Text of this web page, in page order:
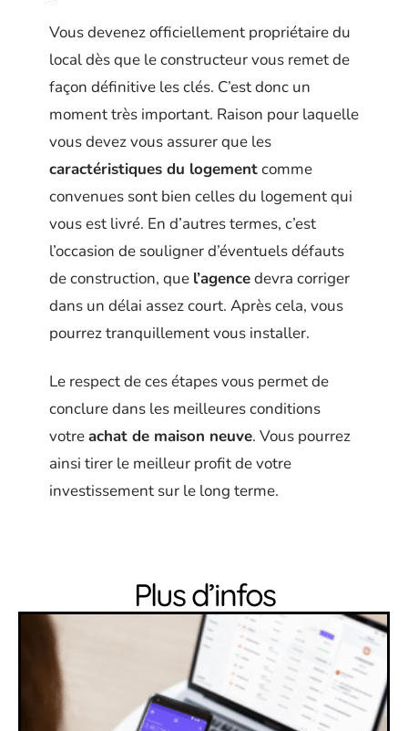
Vous devenez officiellement propriétaire du
local dès que le constructeur vous remet de
façon définitive les clés. C’est donc un
moment très important. Raison pour laquelle
vous devez vous assurer que les
caractéristiques du logementcomme
convenues sont bien celles du logement qui
vous est livré. En d’autres termes, c’est
l’occasion de souligner d’éventuels défauts
de construction, que l’agencedevra corriger
dans un délai assez court. Après cela, vous
pourrez tranquillement vous installer.
Le respect de ces étapes vous permet de
conclure dans les meilleures conditions
votreachat de maison neuve. Vous pourrez
ainsi tirer le meilleur profit de votre
investissement sur le long terme.
Plus d’infos